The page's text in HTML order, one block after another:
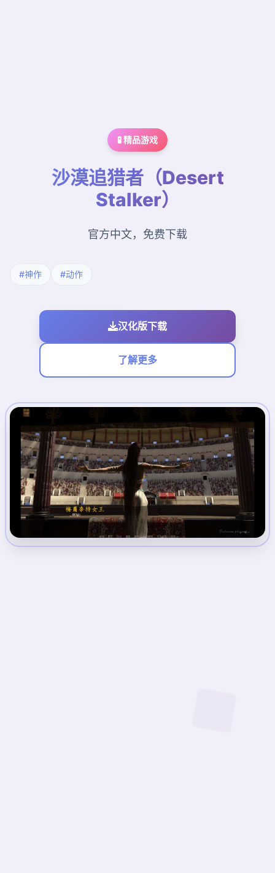
🧪 精品游戏
沙漠追猎者（Desert
Stalker）
官方中文，免费下载
#神作 #动作
汉化版下载
了解更多